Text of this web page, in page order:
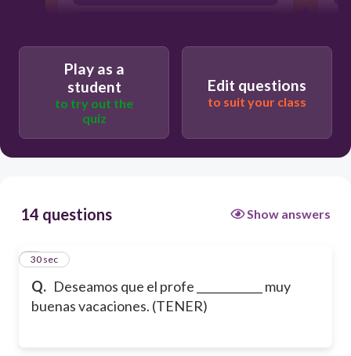
Play as a
student
to try out the
quiz
Edit questions
to suit your class
14 questions Show answers
Q. Deseamos que el profe ____________ muy
buenas vacaciones. (TENER)
1
30 sec